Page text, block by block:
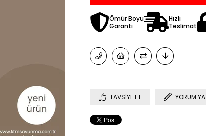
Ömür Boyu
Garanti
Hızlı
Teslimat
TAVSIYE ET YORUM